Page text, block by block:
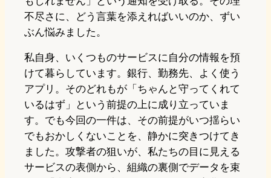
不尽さに、どう言葉を添えればいいのか、ずい
ぶん悩みました。
私自身、いくつものサービスに自分の情報を預
けて暮らしています。銀行、勤務先、よく使う
アプリ。そのどれもが「ちゃんと守ってくれて
いるはず」という前提の上に成り立っていま
す。でも今回の一件は、その前提がいつ揺らい
でもおかしくないことを、静かに突きつけてき
ました。攻撃者の狙いが、私たちの目に見える
サービスの表側から、組織の裏側でデータを束